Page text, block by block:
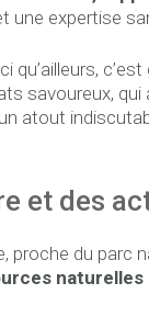
une expertise
qu’ailleurs,
savoureux,
atout
et des
proche du parc
naturelles